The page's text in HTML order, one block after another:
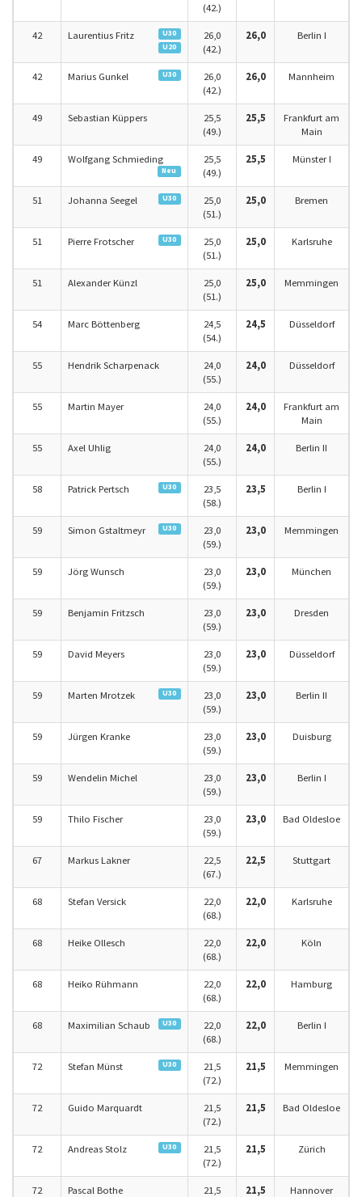
(42.)
42 Laurentius Fritz
U30
U20
26,0
(42.)
26,0 Berlin I
42 Marius Gunkel U30
26,0
(42.)
26,0 Mannheim
49 Sebastian Küppers
25,5
(49.)
25,5
Frankfurt am
Main
49 Wolfgang Schmieding
Neu
25,5
(49.)
25,5 Münster I
51 Johanna Seegel U30
25,0
(51.)
25,0 Bremen
51 Pierre Frotscher U30
25,0
(51.)
25,0 Karlsruhe
51 Alexander Künzl
25,0
(51.)
25,0 Memmingen
54 Marc Böttenberg
24,5
(54.)
24,5 Düsseldorf
55 Hendrik Scharpenack
24,0
(55.)
24,0 Düsseldorf
55 Martin Mayer
24,0
(55.)
24,0
Frankfurt am
Main
55 Axel Uhlig
24,0
(55.)
24,0 Berlin II
58 Patrick Pertsch U30
23,5
(58.)
23,5 Berlin I
59 Simon Gstaltmeyr U30
23,0
(59.)
23,0 Memmingen
59 Jörg Wunsch
23,0
(59.)
23,0 München
59 Benjamin Fritzsch
23,0
(59.)
23,0 Dresden
59 David Meyers
23,0
(59.)
23,0 Düsseldorf
59 Marten Mrotzek U30
23,0
(59.)
23,0 Berlin II
59 Jürgen Kranke
23,0
(59.)
23,0 Duisburg
59 Wendelin Michel
23,0
(59.)
23,0 Berlin I
59 Thilo Fischer
23,0
(59.)
23,0 Bad Oldesloe
67 Markus Lakner
22,5
(67.)
22,5 Stuttgart
68 Stefan Versick
22,0
(68.)
22,0 Karlsruhe
68 Heike Ollesch
22,0
(68.)
22,0 Köln
68 Heiko Rühmann
22,0
(68.)
22,0 Hamburg
68 Maximilian Schaub U30
22,0
(68.)
22,0 Berlin I
72 Stefan Münst U30
21,5
(72.)
21,5 Memmingen
72 Guido Marquardt
21,5
(72.)
21,5 Bad Oldesloe
72 Andreas Stolz U30
21,5
(72.)
21,5 Zürich
72 Pascal Bothe
21,5
21,5 Hannover